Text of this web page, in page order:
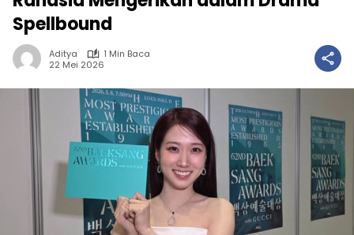
Spellbound
Aditya
1 Min Baca
22 Mei 2026